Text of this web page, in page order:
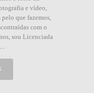
e vídeo,
que fazemos,
com o
sou Licenciada